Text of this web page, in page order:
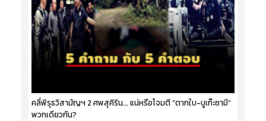
คลี่พิรุธวิสามัญฯ 2 ศพสุคิริน... แน่หรือโจมตี “ตากใบ-บูเก๊ะซามี”
พวกเดียวกัน?